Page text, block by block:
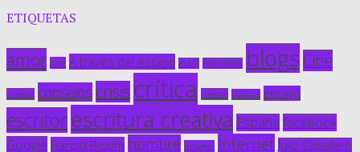
ETIQUETAS
amor arte A través del espejo autor baloncesto blogs Cine
ciudad consejos crisis crítica cuento cultura ensayo
escritorescritura creativa España facebook
Google Harold Bloom hombre imagen Internet Julio Caballero